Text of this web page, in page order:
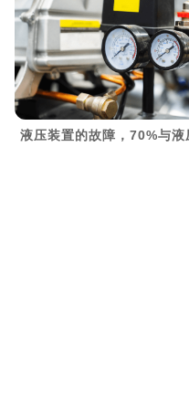
> 阅读详细资料
液压装置的故障，70%与液